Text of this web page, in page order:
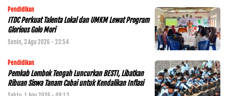
Pendidikan
ITDC Perkuat Talenta Lokal dan UMKM Lewat Program
Glorious Golo Mori
Senin, 3 Agu 2026 - 23:54
Pendidikan
Pemkab Lombok Tengah Luncurkan BESTI, Libatkan
Ribuan Siswa Tanam Cabai untuk Kendalikan Inflasi